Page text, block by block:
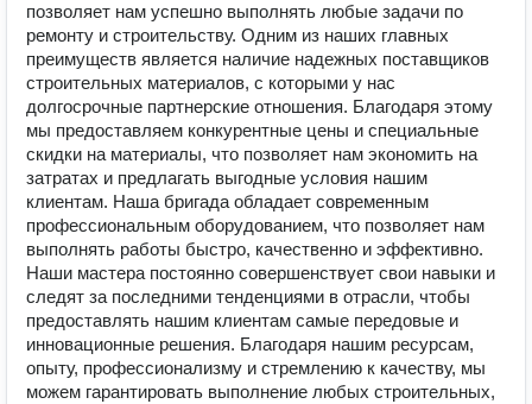
позволяет нам успешно выполнять любые задачи по
ремонту и строительству. Одним из наших главных
преимуществ является наличие надежных поставщиков
строительных материалов, с которыми у нас
долгосрочные партнерские отношения. Благодаря этому
мы предоставляем конкурентные цены и специальные
скидки на материалы, что позволяет нам экономить на
затратах и предлагать выгодные условия нашим
клиентам. Наша бригада обладает современным
профессиональным оборудованием, что позволяет нам
выполнять работы быстро, качественно и эффективно.
Наши мастера постоянно совершенствует свои навыки и
следят за последними тенденциями в отрасли, чтобы
предоставлять нашим клиентам самые передовые и
инновационные решения. Благодаря нашим ресурсам,
опыту, профессионализму и стремлению к качеству, мы
можем гарантировать выполнение любых строительных,